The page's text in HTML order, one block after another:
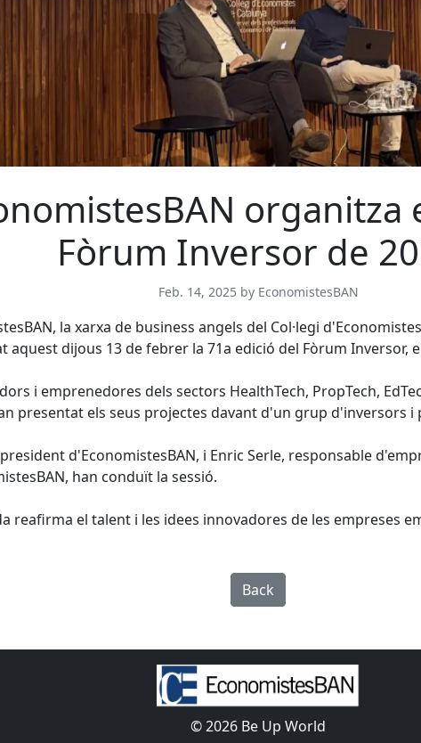
organitza
Fòrum Inversor de
Feb. 14, 2025 by EconomistesBAN
la xarxa de business angels del Col·legi
aquest dijous 13 de febrer la 71a edició del Fòrum Inversor,
i emprenedores dels sectors HealthTech, PropTech,
presentat els seus projectes davant d'un grup d'inversors i
d'EconomistesBAN, i Enric Serle, responsable
han conduït la sessió.
reafirma el talent i les idees innovadores de les empreses
Back
© 2026 Be Up World